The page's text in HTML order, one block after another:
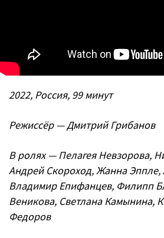
2022, Россия, 99 минут
Режиссёр — Дмитрий Грибанов
В ролях — Пелагея Невзорова,
Андрей Скороход, Жанна Эппле,
Владимир Епифанцев, Филипп
Веникова, Светлана Камынина,
Федоров